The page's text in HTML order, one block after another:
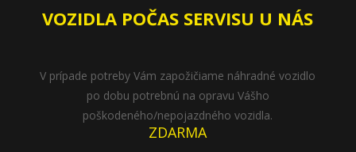
VOZIDLA POČAS SERVISU U NÁS
V prípade potreby Vám zapožičiame náhradné vozidlo
po dobu potrebnú na opravu Vášho
poškodeného/nepojazdného vozidla.
ZDARMA